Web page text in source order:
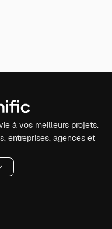
à vos meilleurs projets.
entreprises, agences et